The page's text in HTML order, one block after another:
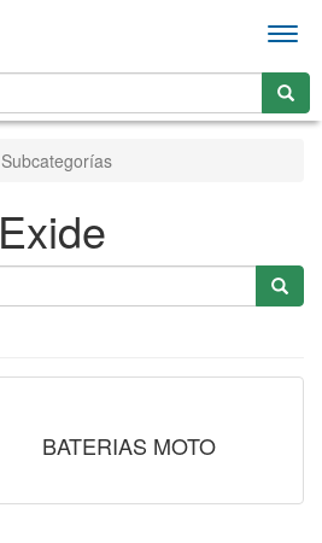
Subcategorías
Exide
BATERIAS MOTO